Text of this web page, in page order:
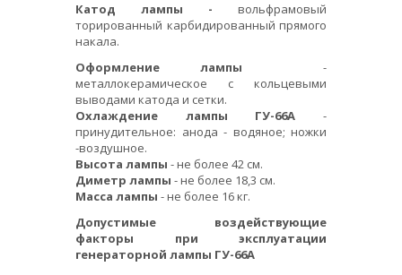
Катод лампы - вольфрамовый
торированный карбидированный прямого
накала.
Оформление лампы
-
металлокерамическое с кольцевыми
выводами катода и сетки.
Охлаждение лампы ГУ-66А -
принудительное: анода - водяное; ножки
-воздушное.
Высота лампы - не более 42 см.
Диметр лампы - не более 18,3 см.
Масса лампы - не более 16 кг.
Допустимые воздействующие
факторы при эксплуатации
генераторной лампы ГУ-66А